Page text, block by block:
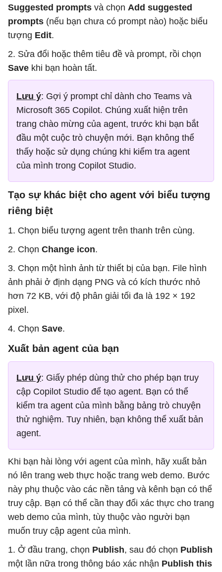
Suggested prompts và chọn Add suggested
prompts (nếu bạn chưa có prompt nào) hoặc biểu
tượng Edit.
2. Sửa đổi hoặc thêm tiêu đề và prompt, rồi chọn
Save khi bạn hoàn tất.
Lưu ý: Gợi ý prompt chỉ dành cho Teams và
Microsoft 365 Copilot. Chúng xuất hiện trên
trang chào mừng của agent, trước khi bạn bắt
đầu một cuộc trò chuyện mới. Bạn không thể
thấy hoặc sử dụng chúng khi kiểm tra agent
của mình trong Copilot Studio.
Tạo sự khác biệt cho agent với biểu tượng
riêng biệt
1. Chọn biểu tượng agent trên thanh trên cùng.
2. Chọn Change icon.
3. Chọn một hình ảnh từ thiết bị của bạn. File hình
ảnh phải ở định dạng PNG và có kích thước nhỏ
hơn 72 KB, với độ phân giải tối đa là 192 × 192
pixel.
4. Chọn Save.
Xuất bản agent của bạn
Lưu ý: Giấy phép dùng thử cho phép bạn truy
cập Copilot Studio để tạo agent. Bạn có thể
kiểm tra agent của mình bằng bảng trò chuyện
thử nghiệm. Tuy nhiên, bạn không thể xuất bản
agent.
Khi bạn hài lòng với agent của mình, hãy xuất bản
nó lên trang web thực hoặc trang web demo. Bước
này phụ thuộc vào các nền tảng và kênh bạn có thể
truy cập. Bạn có thể cần thay đổi xác thực cho trang
web demo của mình, tùy thuộc vào người bạn
muốn truy cập agent của mình.
1. Ở đầu trang, chọn Publish, sau đó chọn Publish
một lần nữa trong thông báo xác nhận Publish this